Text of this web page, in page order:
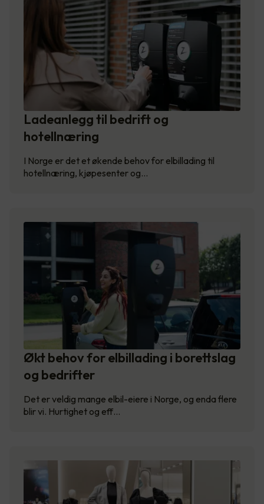
Ladeanlegg til bedrift og
hotellnæring
I Norge er det et økende behov for elbillading til
hotellnæring, kjøpesenter og…
Økt behov for elbillading i borettslag
og bedrifter
Det er veldig mange elbil-eiere i Norge, og enda flere
blir vi. Hurtighet og eff…